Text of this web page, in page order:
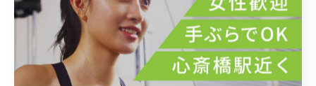
るのです。特に、一人での自己流トレーニングでは見落
としがちなポイントを専門家が補い、ダイエットの成果
につなげる重要な役割を果たします。初心者から結果が
出にくい方まで、パーソナルトレーニングは安心して取